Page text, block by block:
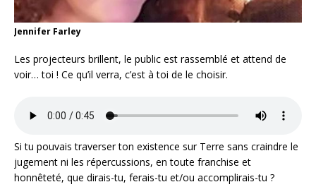
Jennifer Farley
Les projecteurs brillent, le public est rassemblé et attend de
voir… toi ! Ce qu’il verra, c’est à toi de le choisir.
Si tu pouvais traverser ton existence sur Terre sans craindre le
jugement ni les répercussions, en toute franchise et
honnêteté, que dirais-tu, ferais-tu et/ou accomplirais-tu ?